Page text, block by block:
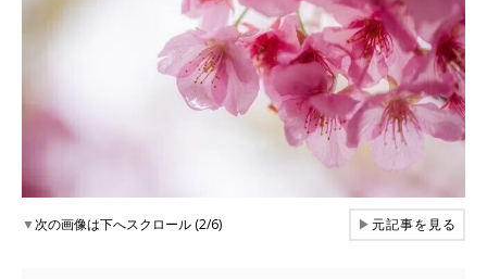
▼次の画像は下へスクロール (2/6) ▶元記事を見る